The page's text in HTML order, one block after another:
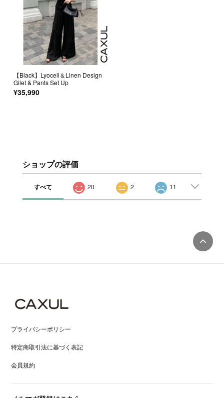
【Black】Lyocell＆Linen Design
Gilet & Pants Set Up
¥35,990
ショップの評価
すべて 20 2 11
プライバシーポリシー
特定商取引法に基づく表記
会員規約